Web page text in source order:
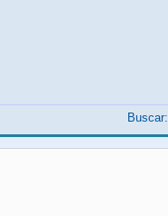
Buscar: